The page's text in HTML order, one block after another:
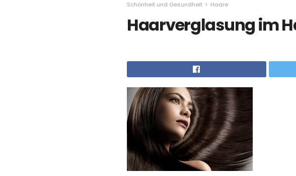
Schönheit und Gesundheit Haare
Haarverglasung im